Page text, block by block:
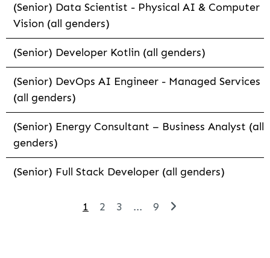
(Senior) Data Scientist - Physical AI & Computer
Vision (all genders)
(Senior) Developer Kotlin (all genders)
(Senior) DevOps AI Engineer - Managed Services
(all genders)
(Senior) Energy Consultant – Business Analyst (all
genders)
(Senior) Full Stack Developer (all genders)
1 2 3 ... 9